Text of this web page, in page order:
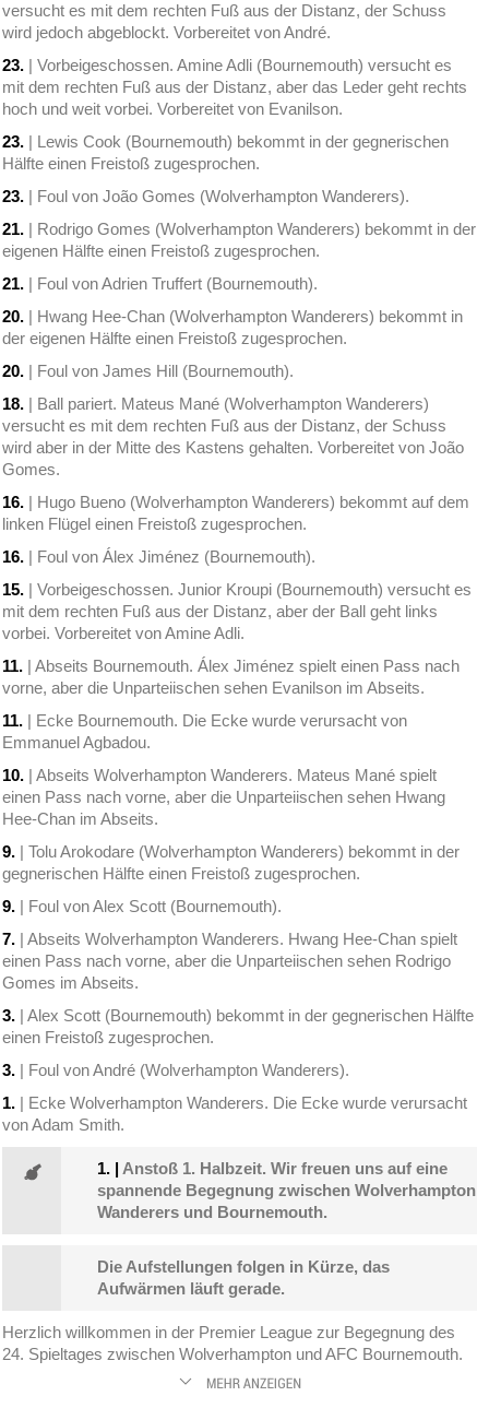
versucht es mit dem rechten Fuß aus der Distanz, der Schuss
wird jedoch abgeblockt. Vorbereitet von André.
23. | Vorbeigeschossen. Amine Adli (Bournemouth) versucht es
mit dem rechten Fuß aus der Distanz, aber das Leder geht rechts
hoch und weit vorbei. Vorbereitet von Evanilson.
23. | Lewis Cook (Bournemouth) bekommt in der gegnerischen
Hälfte einen Freistoß zugesprochen.
23. | Foul von João Gomes (Wolverhampton Wanderers).
21. | Rodrigo Gomes (Wolverhampton Wanderers) bekommt in der
eigenen Hälfte einen Freistoß zugesprochen.
21. | Foul von Adrien Truffert (Bournemouth).
20. | Hwang Hee-Chan (Wolverhampton Wanderers) bekommt in
der eigenen Hälfte einen Freistoß zugesprochen.
20. | Foul von James Hill (Bournemouth).
18. | Ball pariert. Mateus Mané (Wolverhampton Wanderers)
versucht es mit dem rechten Fuß aus der Distanz, der Schuss
wird aber in der Mitte des Kastens gehalten. Vorbereitet von João
Gomes.
16. | Hugo Bueno (Wolverhampton Wanderers) bekommt auf dem
linken Flügel einen Freistoß zugesprochen.
16. | Foul von Álex Jiménez (Bournemouth).
15. | Vorbeigeschossen. Junior Kroupi (Bournemouth) versucht es
mit dem rechten Fuß aus der Distanz, aber der Ball geht links
vorbei. Vorbereitet von Amine Adli.
11. | Abseits Bournemouth. Álex Jiménez spielt einen Pass nach
vorne, aber die Unparteiischen sehen Evanilson im Abseits.
11. | Ecke Bournemouth. Die Ecke wurde verursacht von
Emmanuel Agbadou.
10. | Abseits Wolverhampton Wanderers. Mateus Mané spielt
einen Pass nach vorne, aber die Unparteiischen sehen Hwang
Hee-Chan im Abseits.
9. | Tolu Arokodare (Wolverhampton Wanderers) bekommt in der
gegnerischen Hälfte einen Freistoß zugesprochen.
9. | Foul von Alex Scott (Bournemouth).
7. | Abseits Wolverhampton Wanderers. Hwang Hee-Chan spielt
einen Pass nach vorne, aber die Unparteiischen sehen Rodrigo
Gomes im Abseits.
3. | Alex Scott (Bournemouth) bekommt in der gegnerischen Hälfte
einen Freistoß zugesprochen.
3. | Foul von André (Wolverhampton Wanderers).
1. | Ecke Wolverhampton Wanderers. Die Ecke wurde verursacht
von Adam Smith.
1. | Anstoß 1. Halbzeit. Wir freuen uns auf eine
spannende Begegnung zwischen Wolverhampton
Wanderers und Bournemouth.
Die Aufstellungen folgen in Kürze, das
Aufwärmen läuft gerade.
Herzlich willkommen in der Premier League zur Begegnung des
24. Spieltages zwischen Wolverhampton und AFC Bournemouth.